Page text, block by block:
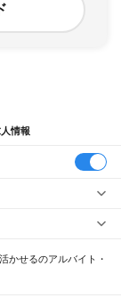
情報
かせるのアルバイト・